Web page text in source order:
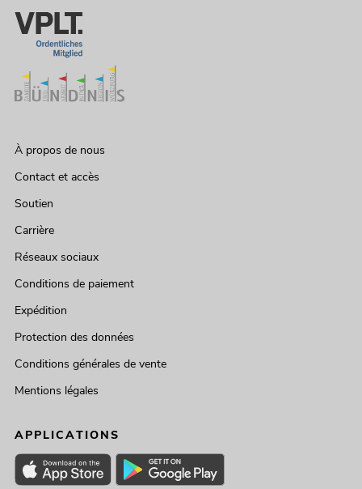
À propos de nous
Contact et accès
Soutien
Carrière
Réseaux sociaux
Conditions de paiement
Expédition
Protection des données
Conditions générales de vente
Mentions légales
APPLICATIONS